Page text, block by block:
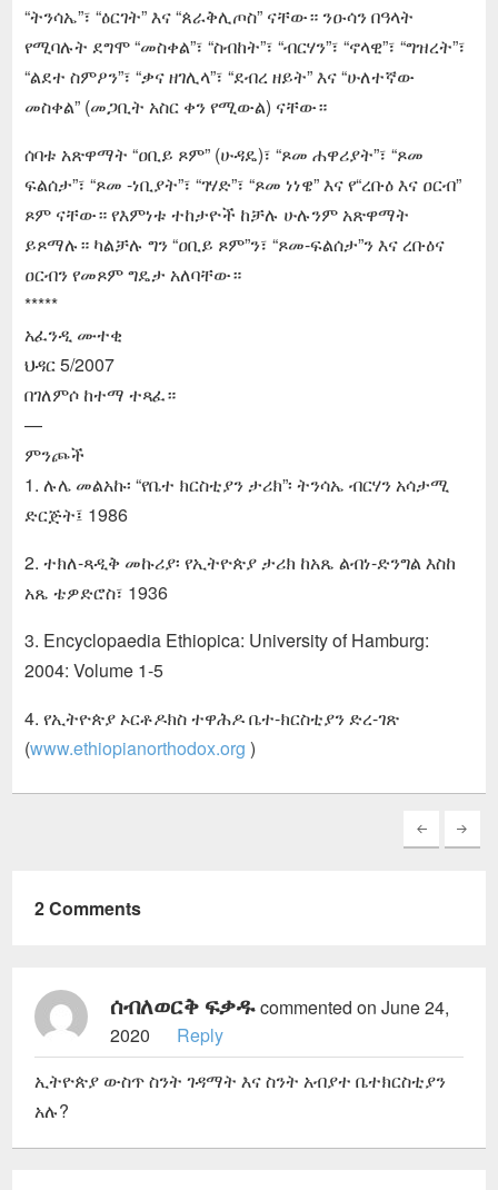
“ትንሳኤ”፣ “ዕርገት” እና “ጰራቅሊጦስ” ናቸው። ንዑሳን በዓላት
የሚባሉት ደግሞ “መስቀል”፣ “ስብከት”፣ “ብርሃን”፣ “ኖላዊ”፣ “ግዝረት”፣
“ልደተ ስምዖን”፣ “ቃና ዘገሊላ”፣ “ደብረ ዘይት” እና “ሁለተኛው
መስቀል” (መጋቢት አስር ቀን የሚውል) ናቸው።
ሰባቱ አጽዋማት “ዐቢይ ጾም” (ሁዳዴ)፣ “ጾመ ሐዋሪያት”፣ “ጾመ
ፍልሰታ”፣ “ጾመ -ነቢያት”፣ “ገሃድ”፣ “ጾመ ነነዌ” እና የ“ረቡዕ እና ዐርብ”
ጾም ናቸው። የእምነቱ ተከታዮች ከቻሉ ሁሉንም አጽዋማት
ይጾማሉ። ካልቻሉ ግን “ዐቢይ ጾም”ን፣ “ጾመ-ፍልሰታ”ን እና ረቡዕና
ዐርብን የመጾም ግዴታ አለባቸው።
*****
አፈንዲ ሙተቂ
ህዳር 5/2007
በገለምሶ ከተማ ተጻፈ።
—
ምንጮች
1. ሉሌ መልአኩ፡ “የቤተ ክርስቲያን ታሪክ”፡ ትንሳኤ ብርሃን አሳታሚ
ድርጅት፤ 1986
2. ተክለ-ጻዲቅ መኩሪያ፡ የኢትዮጵያ ታሪክ ከአጼ ልብነ-ድንግል እስከ
አጼ ቴዎድሮስ፣ 1936
3. Encyclopaedia Ethiopica: University of Hamburg:
2004: Volume 1-5
4. የኢትዮጵያ ኦርቶዶክስ ተዋሕዶ ቤተ-ክርስቲያን ድረ-ገጽ
(www.ethiopianorthodox.org )
2 Comments
ሰብለወርቅ ፍቃዱcommented on June 24,
2020
Reply
ኢትዮጵያ ውስጥ ስንት ገዳማት እና ስንት አብያተ ቤተክርስቲያን
አሉ?